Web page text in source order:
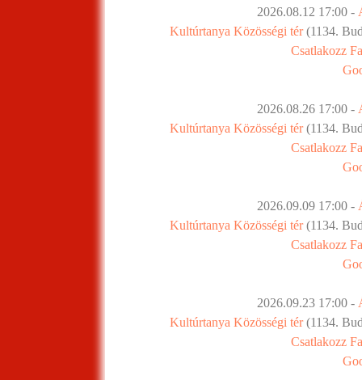
2026.08.12 17:00 -
Kultúrtanya Közösségi tér(1134.
Csatlakozz
2026.08.26 17:00 -
Kultúrtanya Közösségi tér(1134.
Csatlakozz
2026.09.09 17:00 -
Kultúrtanya Közösségi tér(1134.
Csatlakozz
2026.09.23 17:00 -
Kultúrtanya Közösségi tér(1134.
Csatlakozz